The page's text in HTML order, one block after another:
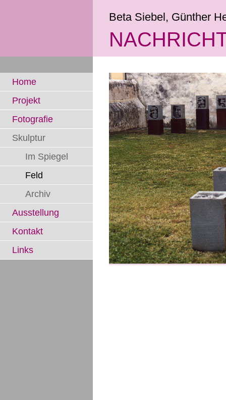
Beta Siebel, Günther
Home
Projekt
Fotografie
Skulptur
Im Spiegel
Feld
Archiv
Ausstellung
Kontakt
Links